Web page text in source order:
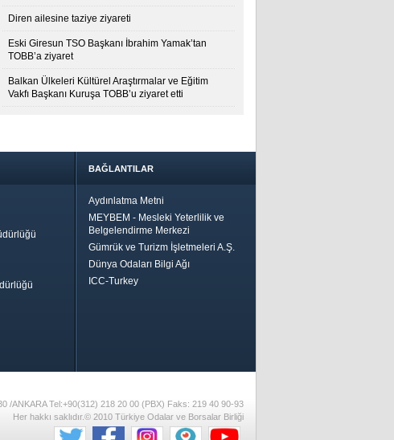
Diren ailesine taziye ziyareti
Eski Giresun TSO Başkanı İbrahim Yamak’tan
TOBB’a ziyaret
Balkan Ülkeleri Kültürel Araştırmalar ve Eğitim
Vakfı Başkanı Kuruşa TOBB’u ziyaret etti
ve Öneriler-
BAĞLANTILAR
Aydınlatma Metni
MEYBEM - Mesleki Yeterlilik ve
Belgelendirme Merkezi
Gümrük ve Turizm İşletmeleri A.Ş.
Dünya Odaları Bilgi Ağı
ICC-Turkey
/ANKARA Tel:+90(312) 218 20 00 (PBX) Faks: 219 40 90-93
Her hakkı saklıdır.© 2010 Türkiye Odalar ve Borsalar Birliği